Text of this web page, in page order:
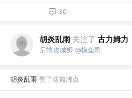
30
胡炎乱雨 关注了 古力姆力
后端攻城狮 @摸鱼司
胡炎乱雨 赞了这篇沸点